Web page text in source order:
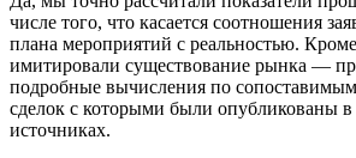
числе того, что касается соотношения
плана мероприятий с реальностью.
имитировали существование рынка —
подробные вычисления по
сделок с которыми были опубликованы
источниках.